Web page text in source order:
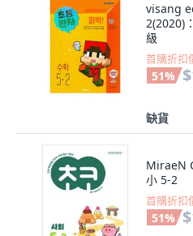
visang
2(2020)
級
首購折扣
51%
缺貨
MiraeN
小 5-2
首購折扣
51%